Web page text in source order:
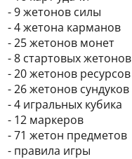
- 9 жетонов силы
- 4 жетона карманов
- 25 жетонов монет
- 8 стартовых жетонов
- 20 жетонов ресурсов
- 26 жетонов сундуков
- 4 игральных кубика
- 12 маркеров
- 71 жетон предметов
- правила игры